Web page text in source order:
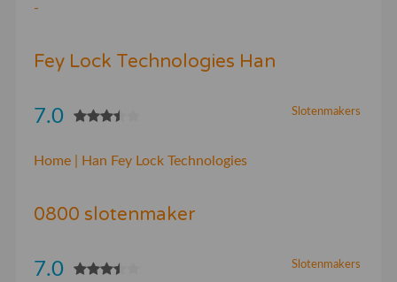
-
Fey Lock Technologies Han
Slotenmakers
7.0
Home | Han Fey Lock Technologies
0800 slotenmaker
Slotenmakers
7.0